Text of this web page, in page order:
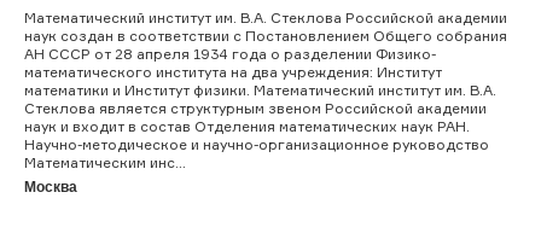
Математический институт им. В.А. Стеклова Российской академии
наук создан в соответствии с Постановлением Общего собрания
АН СССР от 28 апреля 1934 года о разделении Физико-
математического института на два учреждения: Институт
математики и Институт физики. Математический институт им. В.А.
Стеклова является структурным звеном Российской академии
наук и входит в состав Отделения математических наук РАН.
Научно-методическое и научно-организационное руководство
Математическим инс...
Москва